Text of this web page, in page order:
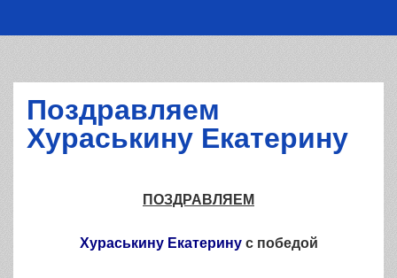
Поздравляем
Хураськину Екатерину
ПОЗДРАВЛЯЕМ
Хураськину Екатеринус победой